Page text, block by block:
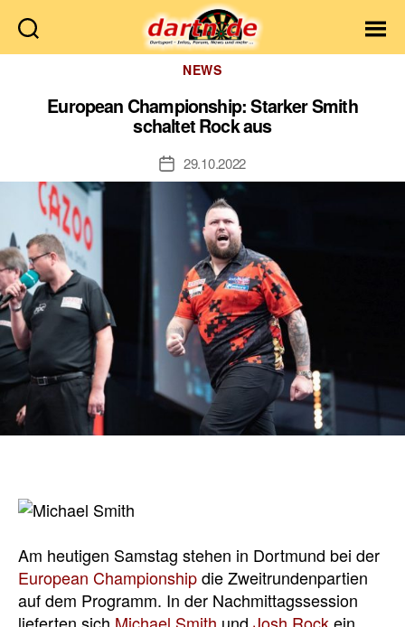
Dartn.de
Kategorien
NEWS
European Championship: Starker Smith
schaltet Rock aus
Veröffentlichungsdatum
29.10.2022
Am heutigen Samstag stehen in Dortmund bei der
European Championshipdie Zweitrundenpartien
auf dem Programm. In der Nachmittagssession